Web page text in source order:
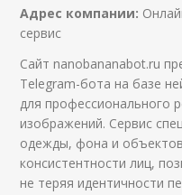
Адрес компании:
сервис
Сайт nanobananabot.ru
Telegram-бота на базе
для профессионального
изображений. Сервис
одежды, фона и
консистентности лиц,
не теряя идентичности